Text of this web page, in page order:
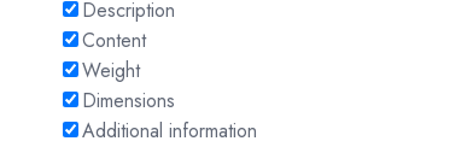
Description
Content
Weight
Dimensions
Additional information